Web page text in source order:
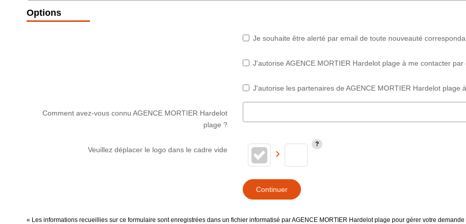
Options
Je souhaite être alerté par email de toute nouveauté
J'autorise AGENCE MORTIER Hardelot plage à me contacter
J'autorise les partenaires de AGENCE MORTIER Hardelot plage
Comment avez-vous connu AGENCE MORTIER Hardelot
plage ?
Veuillez déplacer le logo dans le cadre vide
Continuer
« Les informations recueillies sur ce formulaire sont enregistrées dans un fichier informatisé par AGENCE MORTIER Hardelot plage pour gérer votre